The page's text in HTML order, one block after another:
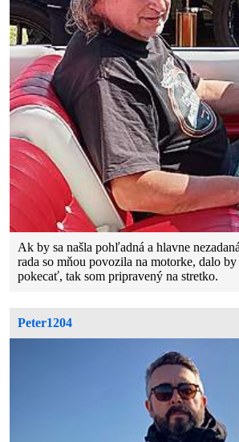
Ak by sa našla pohľadná a hlavne
rada so mňou povozila na motorke, dalo
pokecať, tak som pripravený na stretko.
Peter1204